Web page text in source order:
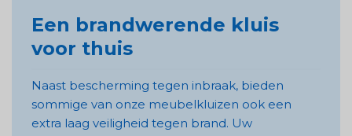
Een brandwerende kluis
voor thuis
Naast bescherming tegen inbraak, bieden
sommige van onze meubelkluizen ook een
extra laag veiligheid tegen brand. Uw